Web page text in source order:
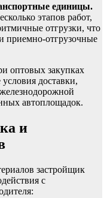
единицы.
этапов работ,
отгрузки, что
приемно-отгрузочные
оптовых закупках
доставки,
автоплощадок.
и
застройщик
с